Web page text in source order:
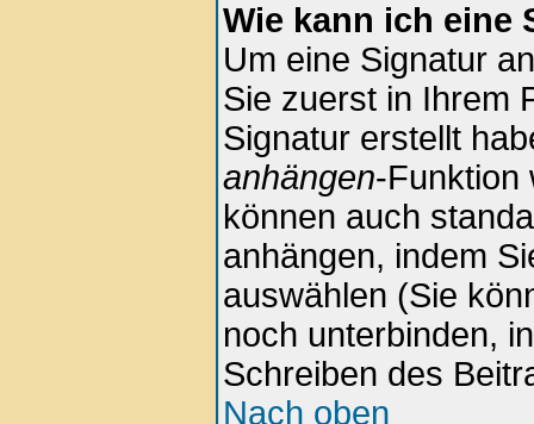
Wie kann ich eine
Um eine Signatur
Sie zuerst in Ihrem
Signatur erstellt
anhängen-Funktion
können auch
anhängen, indem
auswählen (Sie
noch unterbinden,
Schreiben des
Nach oben